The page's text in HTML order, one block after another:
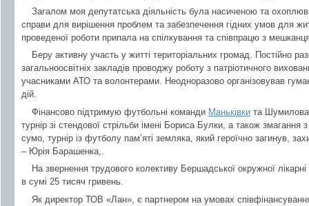
Загалом моя депутатська діяльність була насиченою та
справи для вирішення проблем та забезпечення гідних умов для
проведеної роботи припала на спілкування та співпрацю з
Беру активну участь у житті територіальних громад. Постійно
загальноосвітніх закладів проводжу роботу з патріотичного
учасниками АТО та волонтерами. Неодноразово організовував
дій.
Фінансово підтримую футбольні команди Маньківки та Шумилова,
турнір зі стендової стрільби імені Бориса Булки, а також змагання
сумо, турнір із футболу пам’яті земляка, який героїчно загинув,
– Юрія Барашенка,.
На звернення трудового колективу Бершадської окружної
в сумі 25 тисяч гривень.
Як директор ТОВ «Лан», є партнером на умовах